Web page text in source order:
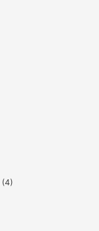
(4)